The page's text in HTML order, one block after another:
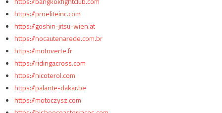
https://proeliteinc.com
https://goshin-jitsu-wien.at
https://nocautenarede.com.br
https://motoverte.fr
https://ridingacross.com
https://nicoterol.com
https://palante-dakar.be
https://motoczysz.com